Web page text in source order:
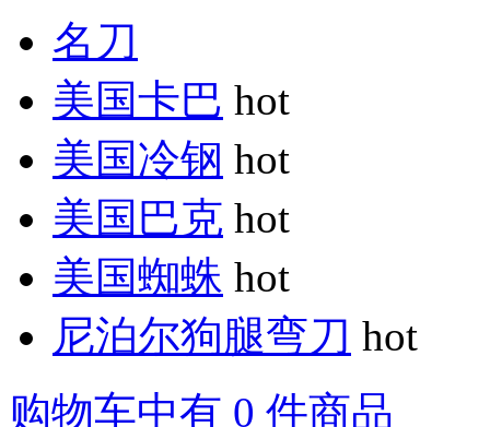
名刀
美国卡巴 hot
美国冷钢 hot
美国巴克 hot
美国蜘蛛 hot
尼泊尔狗腿弯刀 hot
购物车中有 0 件商品